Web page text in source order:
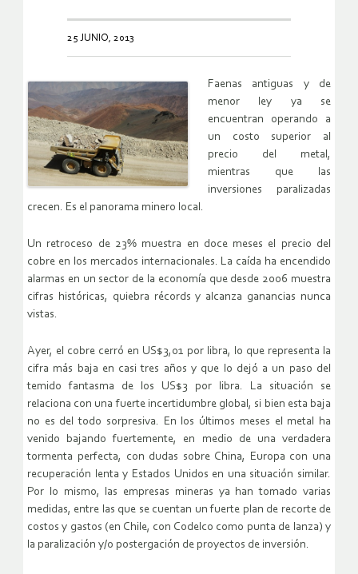
25 JUNIO, 2013
Faenas antiguas y de
menor ley ya se
encuentran operando a
un costo superior al
precio del metal,
mientras que las
inversiones paralizadas
crecen. Es el panorama minero local.
Un retroceso de 23% muestra en doce meses el precio del
cobre en los mercados internacionales. La caída ha encendido
alarmas en un sector de la economía que desde 2006 muestra
cifras históricas, quiebra récords y alcanza ganancias nunca
vistas.
Ayer, el cobre cerró en US$3,01 por libra, lo que representa la
cifra más baja en casi tres años y que lo dejó a un paso del
temido fantasma de los US$3 por libra. La situación se
relaciona con una fuerte incertidumbre global, si bien esta baja
no es del todo sorpresiva. En los últimos meses el metal ha
venido bajando fuertemente, en medio de una verdadera
tormenta perfecta, con dudas sobre China, Europa con una
recuperación lenta y Estados Unidos en una situación similar.
Por lo mismo, las empresas mineras ya han tomado varias
medidas, entre las que se cuentan un fuerte plan de recorte de
costos y gastos (en Chile, con Codelco como punta de lanza) y
la paralización y/o postergación de proyectos de inversión.